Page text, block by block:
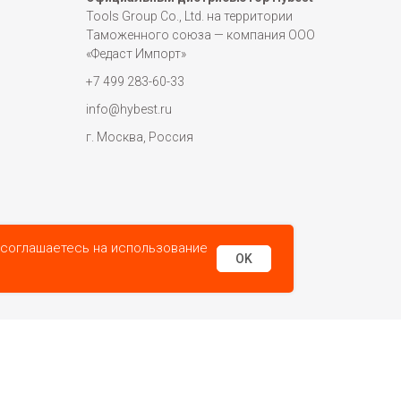
Tools Group Co., Ltd. на территории
Таможенного союза — компания ООО
«Федаст Импорт»
+7 499 283-60-33
info@hybest.ru
г. Москва, Россия
на использование
OK
обработки персональных данных